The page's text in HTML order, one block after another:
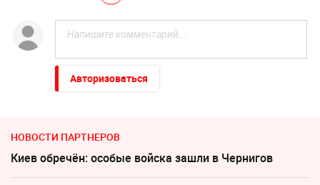
Авторизоваться
НОВОСТИ ПАРТНЕРОВ
Киев обречён: особые войска зашли в Чернигов